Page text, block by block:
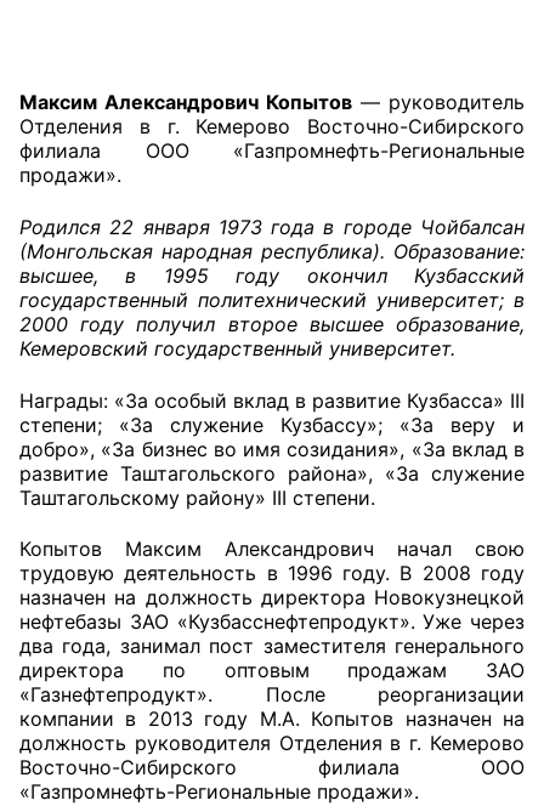
Общественные советы
Общественные советы при территориальных
органах федеральных органов
исполнительной власти
Общественные советы по проведению
независимой оценки качества условий
оказания услуг
О Палате
Структура Палаты
Комиссии
Экспертный совет ОП КО
Совет ОП КО
Общественный штаб
Члены ОП КО
Документы ОП КО
Максим Александрович Копытов — руководитель
Отделения в г. Кемерово Восточно-Сибирского
филиала ООО «Газпромнефть-Региональные
продажи».
Родился 22 января 1973 года в городе Чойбалсан
(Монгольская народная республика). Образование:
высшее, в 1995 году окончил Кузбасский
государственный политехнический университет; в
2000 году получил второе высшее образование,
Кемеровский государственный университет.
Награды: «За особый вклад в развитие Кузбасса» III
степени; «За служение Кузбассу»; «За веру и
добро», «За бизнес во имя созидания», «За вклад в
развитие Таштагольского района», «За служение
Таштагольскому району» III степени.
Копытов Максим Александрович начал свою
трудовую деятельность в 1996 году. В 2008 году
назначен на должность директора Новокузнецкой
нефтебазы ЗАО «Кузбасснефтепродукт». Уже через
два года, занимал пост заместителя генерального
директора по оптовым продажам ЗАО
«Газнефтепродукт». После реорганизации
компании в 2013 году М.А. Копытов назначен на
должность руководителя Отделения в г. Кемерово
Восточно-Сибирского филиала ООО
«Газпромнефть-Региональные продажи».